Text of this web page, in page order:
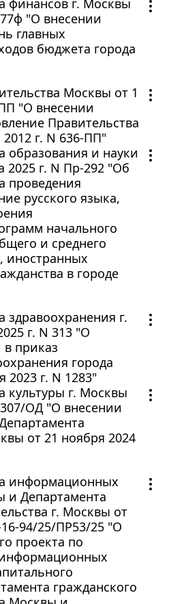
"О внесении
главных
бюджета города
Москвы от 1
"О внесении
Правительства
г. N 636-ПП"
образования и науки
2025 г. N Пр-292 "Об
проведения
русского языка,
начального
и среднего
иностранных
в городе
здравоохранения г.
г. N 313 "О
приказ
города
2023 г. N 1283"
культуры г. Москвы
307/ОД "О внесении
от 21 ноября 2024
информационных
и Департамента
г. Москвы от
16-94/25/ПР53/25 "О
проекта по
гражданского